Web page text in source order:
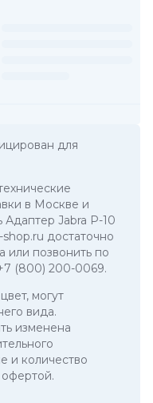
для
в Москве и
Адаптер Jabra P-10
достаточно
или позвонить по
(800) 200-0069.
могут
вида.
изменена
и количество